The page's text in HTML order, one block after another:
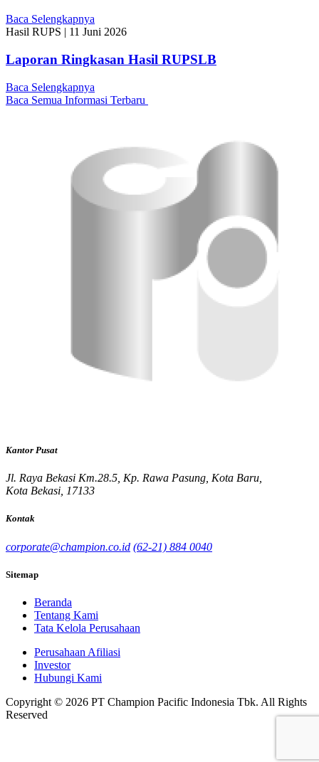
Baca Selengkapnya
Hasil RUPS
11 Juni 2026
Laporan Ringkasan Hasil RUPSLB
Baca Selengkapnya
Baca Semua Informasi Terbaru
Kantor Pusat
Jl. Raya Bekasi Km.28.5, Kp. Rawa Pasung, Kota Baru,
Kota Bekasi, 17133
Kontak
corporate@champion.co.id (62-21) 884 0040
Sitemap
Beranda
Tentang Kami
Tata Kelola Perusahaan
Perusahaan Afiliasi
Investor
Hubungi Kami
Copyright © 2026 PT Champion Pacific Indonesia Tbk. All Rights
Reserved